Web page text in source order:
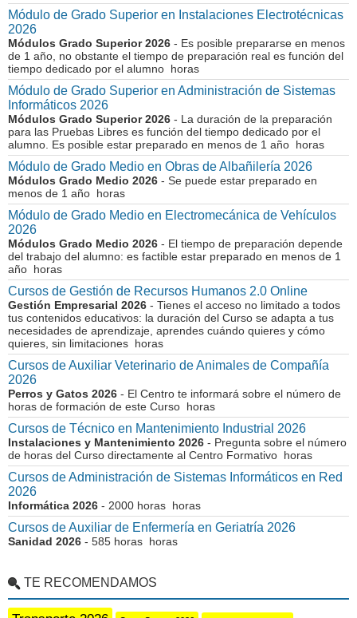
Módulo de Grado Superior en Instalaciones Electrotécnicas
2026
Módulos Grado Superior 2026 - Es posible prepararse en menos
de 1 año, no obstante el tiempo de preparación real es función del
tiempo dedicado por el alumno horas
Módulo de Grado Superior en Administración de Sistemas
Informáticos 2026
Módulos Grado Superior 2026 - La duración de la preparación
para las Pruebas Libres es función del tiempo dedicado por el
alumno. Es posible estar preparado en menos de 1 año horas
Módulo de Grado Medio en Obras de Albañilería 2026
Módulos Grado Medio 2026 - Se puede estar preparado en
menos de 1 año horas
Módulo de Grado Medio en Electromecánica de Vehículos
2026
Módulos Grado Medio 2026 - El tiempo de preparación depende
del trabajo del alumno: es factible estar preparado en menos de 1
año horas
Cursos de Gestión de Recursos Humanos 2.0 Online
Gestión Empresarial 2026 - Tienes el acceso no limitado a todos
tus contenidos educativos: la duración del Curso se adapta a tus
necesidades de aprendizaje, aprendes cuándo quieres y cómo
quieres, sin limitaciones horas
Cursos de Auxiliar Veterinario de Animales de Compañía
2026
Perros y Gatos 2026 - El Centro te informará sobre el número de
horas de formación de este Curso horas
Cursos de Técnico en Mantenimiento Industrial 2026
Instalaciones y Mantenimiento 2026 - Pregunta sobre el número
de horas del Curso directamente al Centro Formativo horas
Cursos de Administración de Sistemas Informáticos en Red
2026
Informática 2026 - 2000 horas horas
Cursos de Auxiliar de Enfermería en Geriatría 2026
Sanidad 2026 - 585 horas horas
TE RECOMENDAMOS